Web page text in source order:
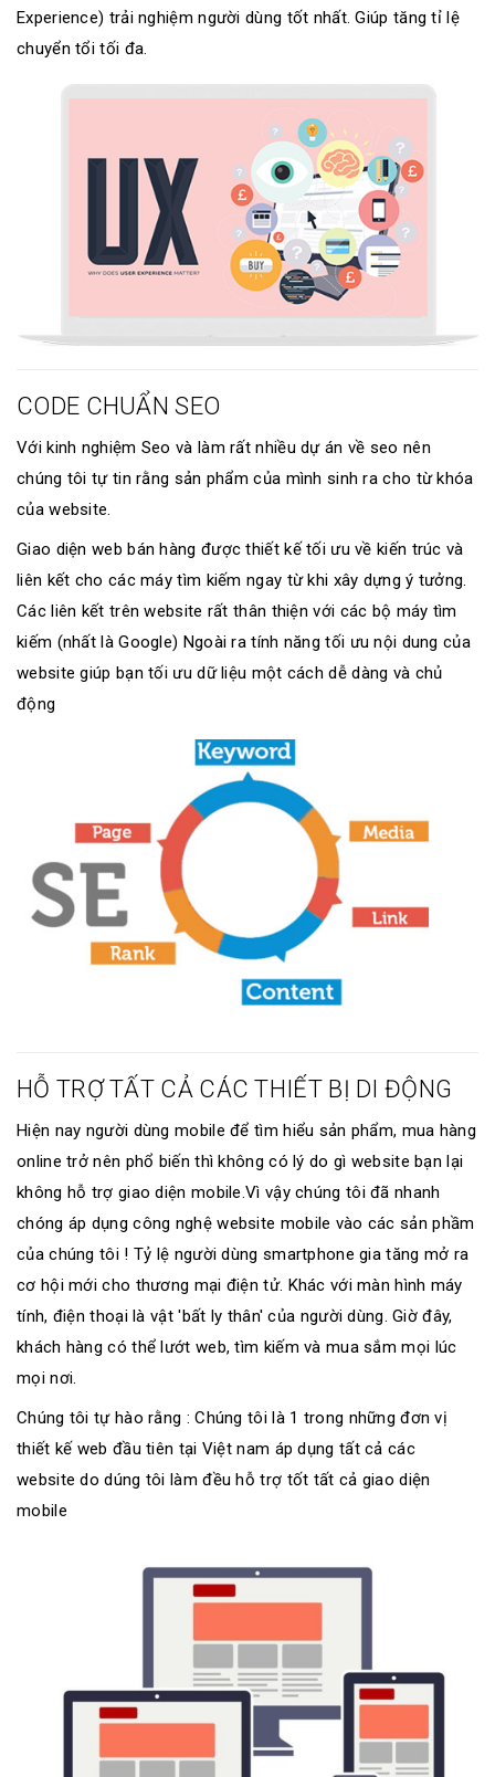
Experience) trải nghiệm người dùng tốt nhất. Giúp tăng tỉ lệ
chuyển tổi tối đa.
CODE CHUẨN SEO
Với kinh nghiệm Seo và làm rất nhiều dự án về seo nên
chúng tôi tự tin rằng sản phẩm của mình sinh ra cho từ khóa
của website.
Giao diện web bán hàng được thiết kế tối ưu về kiến trúc và
liên kết cho các máy tìm kiếm ngay từ khi xây dựng ý tưởng.
Các liên kết trên website rất thân thiện với các bộ máy tìm
kiếm (nhất là Google) Ngoài ra tính năng tối ưu nội dung của
website giúp bạn tối ưu dữ liệu một cách dễ dàng và chủ
động
HỖ TRỢ TẤT CẢ CÁC THIẾT BỊ DI ĐỘNG
Hiện nay người dùng mobile để tìm hiểu sản phẩm, mua hàng
online trở nên phổ biến thì không có lý do gì website bạn lại
không hỗ trợ giao diện mobile.Vì vậy chúng tôi đã nhanh
chóng áp dụng công nghệ website mobile vào các sản phầm
của chúng tôi ! Tỷ lệ người dùng smartphone gia tăng mở ra
cơ hội mới cho thương mại điện tử. Khác với màn hình máy
tính, điện thoại là vật 'bất ly thân' của người dùng. Giờ đây,
khách hàng có thể lướt web, tìm kiếm và mua sắm mọi lúc
mọi nơi.
Chúng tôi tự hào rằng : Chúng tôi là 1 trong những đơn vị
thiết kế web đầu tiên tại Việt nam áp dụng tất cả các
website do dúng tôi làm đều hỗ trợ tốt tất cả giao diện
mobile